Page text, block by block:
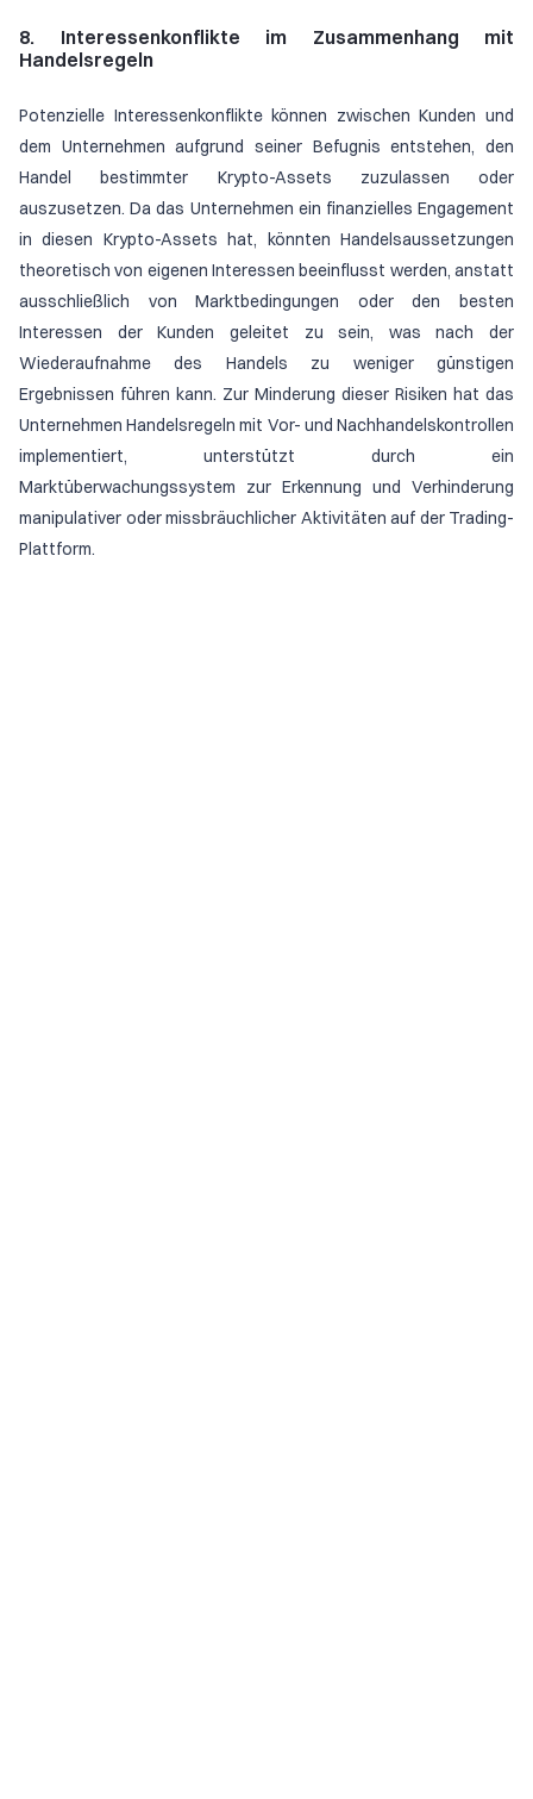
8. Interessenkonflikte im Zusammenhang mit
Handelsregeln
Potenzielle Interessenkonflikte können zwischen Kunden und
dem Unternehmen aufgrund seiner Befugnis entstehen, den
Handel bestimmter Krypto-Assets zuzulassen oder
auszusetzen. Da das Unternehmen ein finanzielles Engagement
in diesen Krypto-Assets hat, könnten Handelsaussetzungen
theoretisch von eigenen Interessen beeinflusst werden, anstatt
ausschließlich von Marktbedingungen oder den besten
Interessen der Kunden geleitet zu sein, was nach der
Wiederaufnahme des Handels zu weniger günstigen
Ergebnissen führen kann. Zur Minderung dieser Risiken hat das
Unternehmen Handelsregeln mit Vor- und Nachhandelskontrollen
implementiert, unterstützt durch ein
Marktüberwachungssystem zur Erkennung und Verhinderung
manipulativer oder missbräuchlicher Aktivitäten auf der Trading-
Plattform.